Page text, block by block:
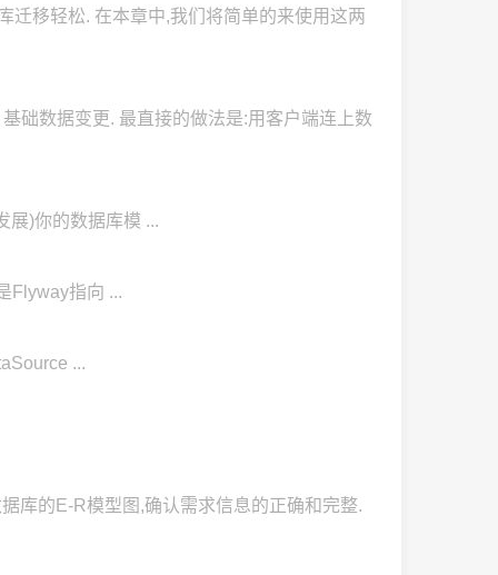
迁移轻松. 在本章中,我们将简单的来使用这两
础数据变更. 最直接的做法是:用客户端连上数
展)你的数据库模 ...
Flyway指向 ...
...
库的E-R模型图,确认需求信息的正确和完整.